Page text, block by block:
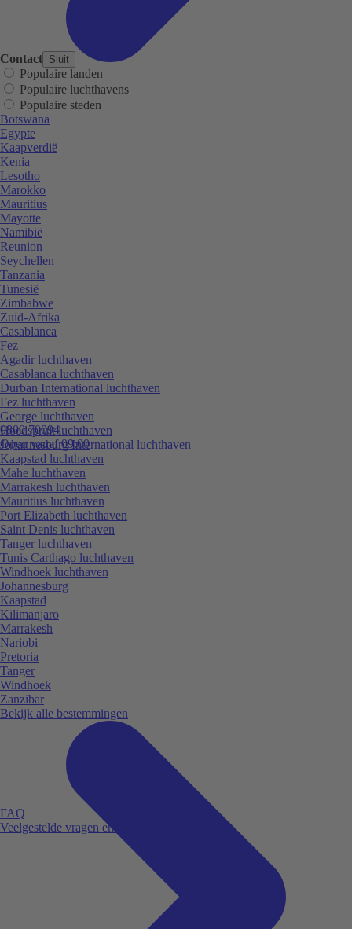
Contact Sluit
0800 70094
Open vanaf 09:00
FAQ
Veelgestelde vragen en antwoorden.
Populaire landen
Populaire luchthavens
Populaire steden
Botswana
Egypte
Kaapverdië
Kenia
Lesotho
Marokko
Mauritius
Mayotte
Namibië
Reunion
Seychellen
Tanzania
Tunesië
Zimbabwe
Zuid-Afrika
Casablanca
Fez
Agadir luchthaven
Casablanca luchthaven
Durban International luchthaven
Fez luchthaven
George luchthaven
Hoedspruit luchthaven
Johannesburg International luchthaven
Kaapstad luchthaven
Mahe luchthaven
Marrakesh luchthaven
Mauritius luchthaven
Port Elizabeth luchthaven
Saint Denis luchthaven
Tanger luchthaven
Tunis Carthago luchthaven
Windhoek luchthaven
Johannesburg
Kaapstad
Kilimanjaro
Marrakesh
Nariobi
Pretoria
Tanger
Windhoek
Zanzibar
Bekijk alle bestemmingen